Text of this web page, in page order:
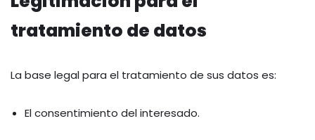
tratamiento de datos
La base legal para el tratamiento de sus datos es:
El consentimiento del interesado.